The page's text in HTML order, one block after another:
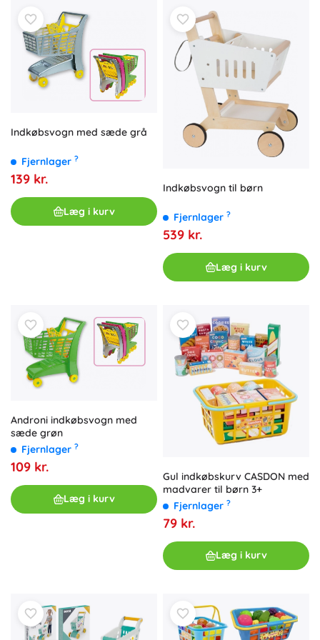
Indkøbsvogn med sæde grå
Fjernlager ?
139 kr.
Læg i kurv
Indkøbsvogn til børn
Fjernlager ?
539 kr.
Læg i kurv
Androni indkøbsvogn med
sæde grøn
Fjernlager ?
109 kr.
Læg i kurv
Gul indkøbskurv CASDON med
madvarer til børn 3+
Fjernlager ?
79 kr.
Læg i kurv